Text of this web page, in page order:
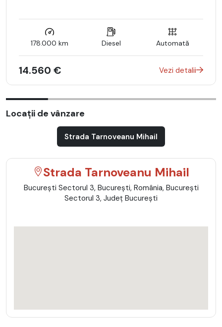
178.000 km Diesel Automată
14.560 € Vezi detalii
Locații de vânzare
Strada Tarnoveanu Mihail
Strada Tarnoveanu Mihail
Bucureşti Sectorul 3, București, România, Bucureşti
Sectorul 3, Județ București